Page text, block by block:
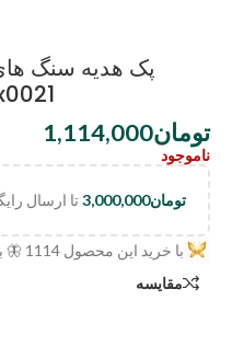
پک هدیه سنگ
تومان1,114,000
ناموجود
تومان3,000,000تا ارسال
با خرید این محصول 1114
🦋
مقایسه